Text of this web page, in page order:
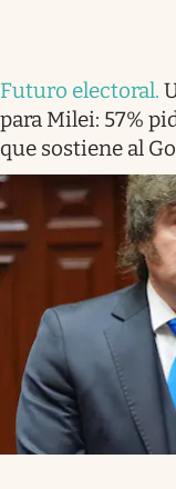
Futuro electoral.
para Milei: 57%
que sostiene al